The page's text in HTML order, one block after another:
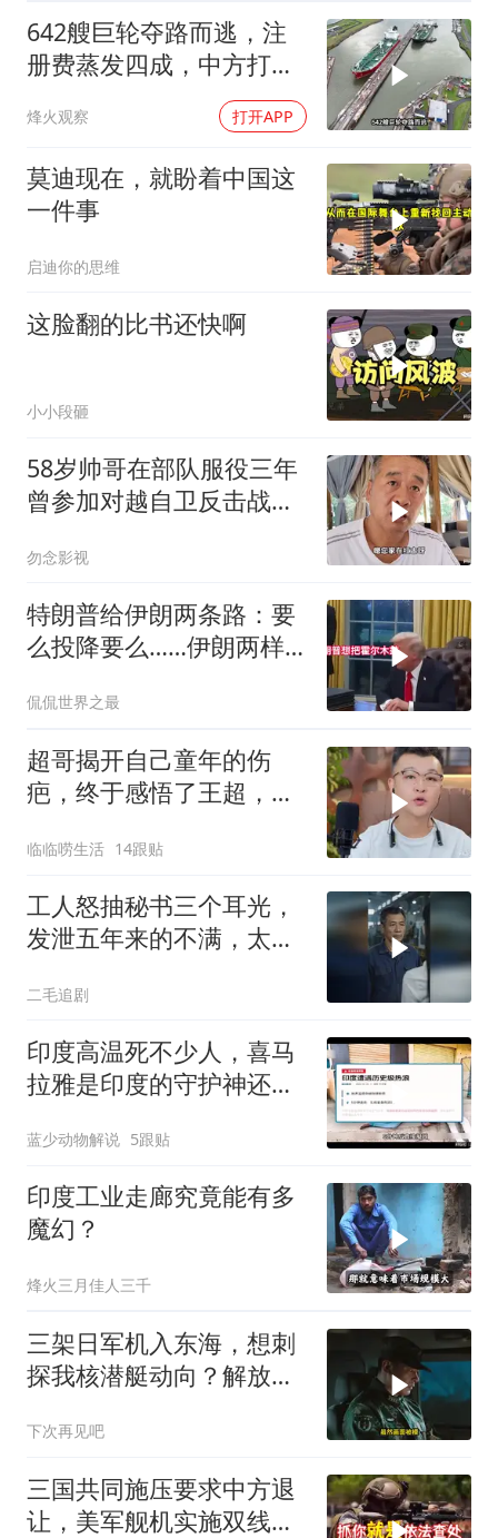
642艘巨轮夺路而逃，注
册费蒸发四成，中方打到
烽火观察 打开APP
莫迪现在，就盼着中国这
一件事
启迪你的思维
这脸翻的比书还快啊
小小段砸
58岁帅哥在部队服役三年
曾参加对越自卫反击战讲
勿念影视
特朗普给伊朗两条路：要
么投降要么……伊朗两样
打下来了
侃侃世界之最
超哥揭开自己童年的伤
疤，终于感悟了王超，他
临临唠生活 14跟贴
工人怒抽秘书三个耳光，
发泄五年来的不满，太解
二毛追剧
印度高温死不少人，喜马
拉雅是印度的守护神还是
蓝少动物解说 5跟贴
印度工业走廊究竟能有多
魔幻？
烽火三月佳人三千
三架日军机入东海，想刺
探我核潜艇动向？解放军
下次再见吧
三国共同施压要求中方退
让，美军舰机实施双线抵